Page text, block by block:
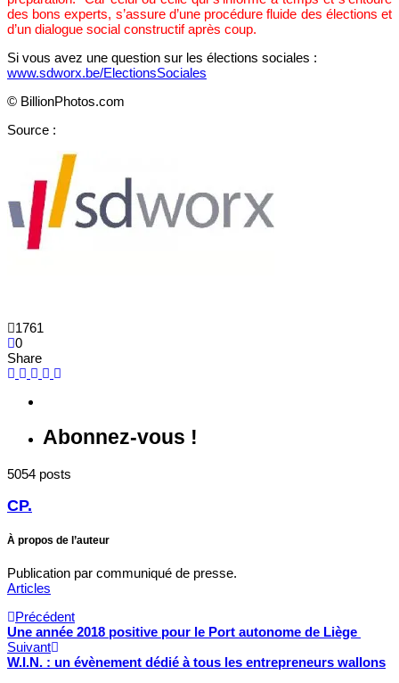
des bons experts, s’assure d’une procédure fluide des élections et
d’un dialogue social constructif après coup.
Si vous avez une question sur les élections sociales :
www.sdworx.be/ElectionsSociales
© BillionPhotos.com
Source :
1761
0
Share
Abonnez-vous !
5054 posts
CP.
À propos de l’auteur
Publication par communiqué de presse.
Articles
Précédent
Une année 2018 positive pour le Port autonome de Liège
Suivant
W.I.N. : un évènement dédié à tous les entrepreneurs wallons